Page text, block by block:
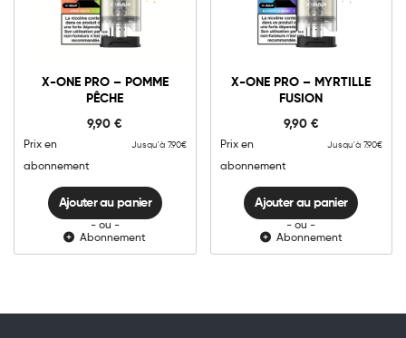
X-ONE PRO – POMME
PÊCHE
9,90€
Prix en
abonnement
Jusqu'à 7.90€
10mg 20mg
ONE
-
Pêche
quantité
Ajouter au panier
Ajouter au panier
- ou -
Abonnement
X-ONE PRO – MYRTILLE
FUSION
9,90 €
Prix en
abonnement
Jusqu'à 7.90€
10mg 20mg
ONE
-
Fusion
quantité
Ajouter au panier
Ajouter au panier
- ou -
Abonnement